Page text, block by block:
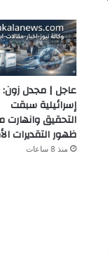
عاجل | مجدل زون:
إسرائيلية سبقت
التحقيق وانهارت
ظهور التقديرات
منذ 8 ساعات